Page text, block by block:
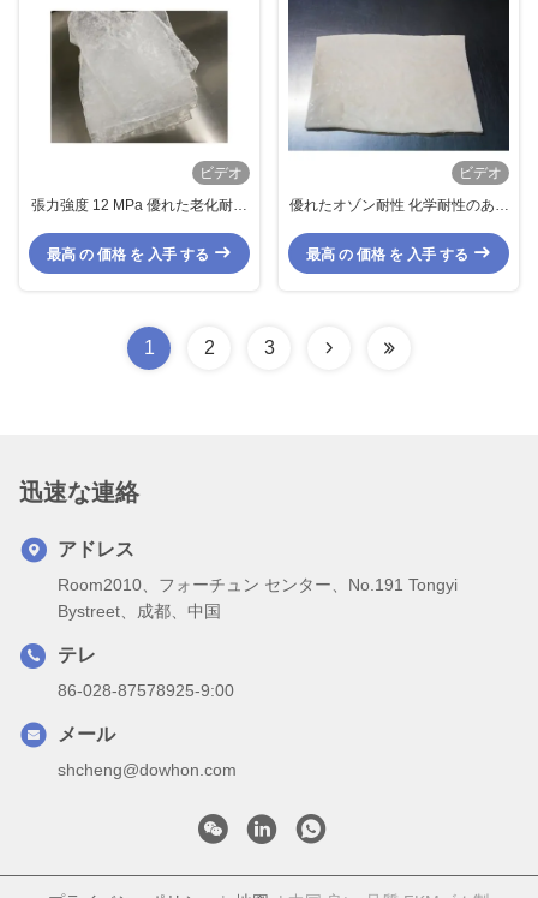
ビデオ
張力強度 12 MPa 優れた老化耐性
最高 の 価格 を 入手 する
ビデオ
優れたオゾン耐性 化学耐性のある
最高 の 価格 を 入手 する
1 2 3
迅速な連絡
アドレス
Room2010、フォーチュン センター、No.191 Tongyi
Bystreet、成都、中国
テレ
86-028-87578925-9:00
メール
shcheng@dowhon.com